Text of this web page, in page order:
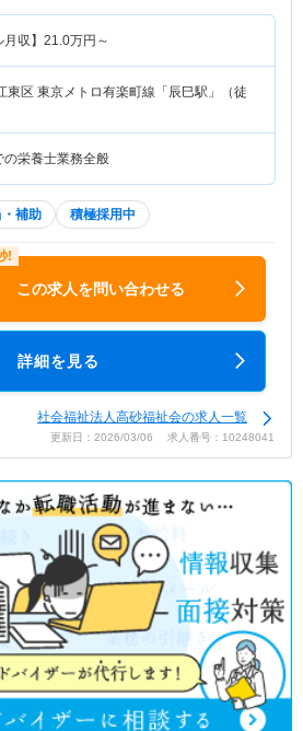
月収】 21.0万円～
東区 東京メトロ有楽町線「辰巳駅」（徒
の栄養士業務全般
補助 積極採用中
この求人を問い合わせる
詳細を見る
社会福祉法人高砂福祉会の求人一覧
更新日：2026/03/06 求人番号：10248041